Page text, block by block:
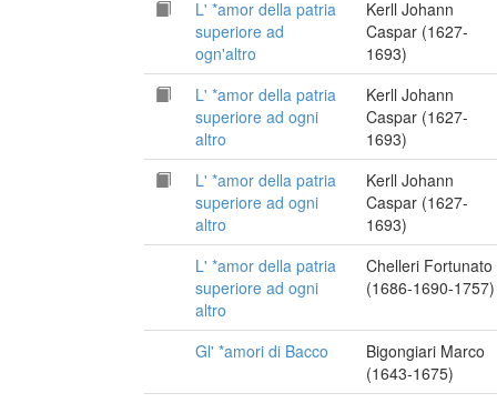
L' *amor della patria
superiore ad
ogn'altro
Kerll Johann
Caspar (1627-
1693)
L' *amor della patria
superiore ad ogni
altro
Kerll Johann
Caspar (1627-
1693)
L' *amor della patria
superiore ad ogni
altro
Kerll Johann
Caspar (1627-
1693)
L' *amor della patria
superiore ad ogni
altro
Chelleri Fortunato
(1686-1690-1757)
Gl' *amori di Bacco
Bigongiari Marco
(1643-1675)